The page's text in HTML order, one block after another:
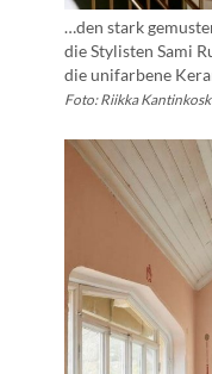
…den stark
die Stylisten Sami
die unifarbene
Foto: Riikka